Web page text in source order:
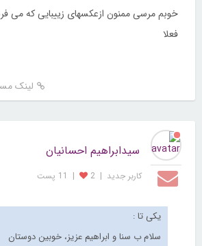
خوبم مرسی ممنون ازعکسهای زییبایی که می
فعلا
لینک
سيدابراهيم احسانيان
کاربر جديد |
2
| 11 پست
یکی تا :
سلام ب سنا و ابراهیم عزیز، خوبین دوستان